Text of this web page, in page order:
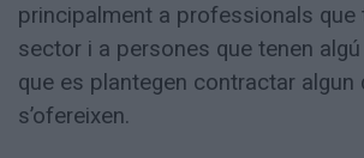
principalment a professionals que
sector i a persones que tenen
que es plantegen contractar algun
s’ofereixen.